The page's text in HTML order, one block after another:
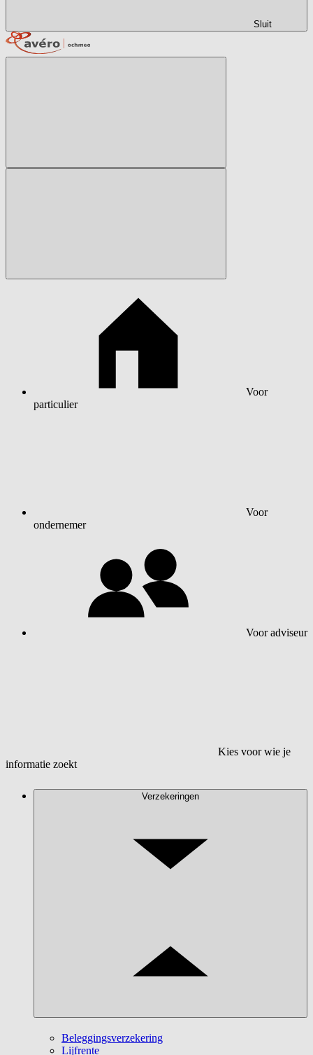
Sluit
Voor
particulier
Voor
ondernemer
Voor adviseur
Kies voor wie je
informatie zoekt
Verzekeringen
Beleggingsverzekering
Lijfrente